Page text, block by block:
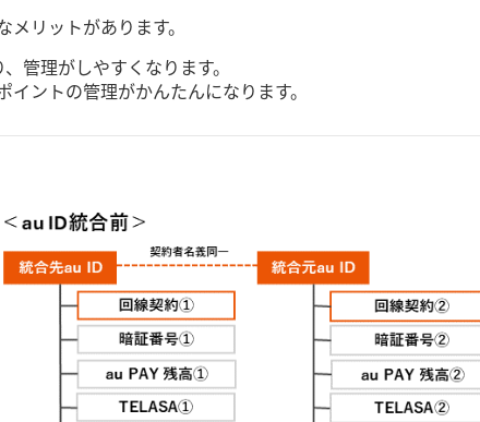
リットがあります。
管理がしやすくなります。
ントの管理がかんたんになります。